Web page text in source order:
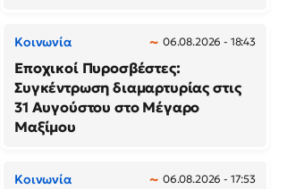
Κοινωνία 06.08.2026 - 18:43
Εποχικοί Πυροσβέστες:
Συγκέντρωση διαμαρτυρίας στις
31 Αυγούστου στο Μέγαρο
Μαξίμου
Κοινωνία 06.08.2026 - 17:53